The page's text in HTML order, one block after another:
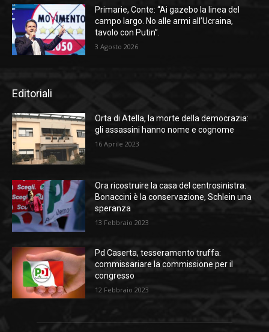
Primarie, Conte: “Ai gazebo la linea del
campo largo. No alle armi all’Ucraina,
tavolo con Putin”.
3 Agosto 2026
Editoriali
Orta di Atella, la morte della democrazia:
gli assassini hanno nome e cognome
16 Aprile 2023
Ora ricostruire la casa del centrosinistra:
Bonaccini è la conservazione, Schlein una
speranza
13 Febbraio 2023
Pd Caserta, tesseramento truffa:
commissariare la commissione per il
congresso
12 Febbraio 2023